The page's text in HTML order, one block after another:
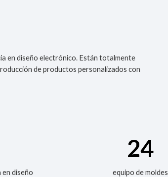
en diseño electrónico. Están totalmente
de productos personalizados con
diseño
24
equipo de moldes